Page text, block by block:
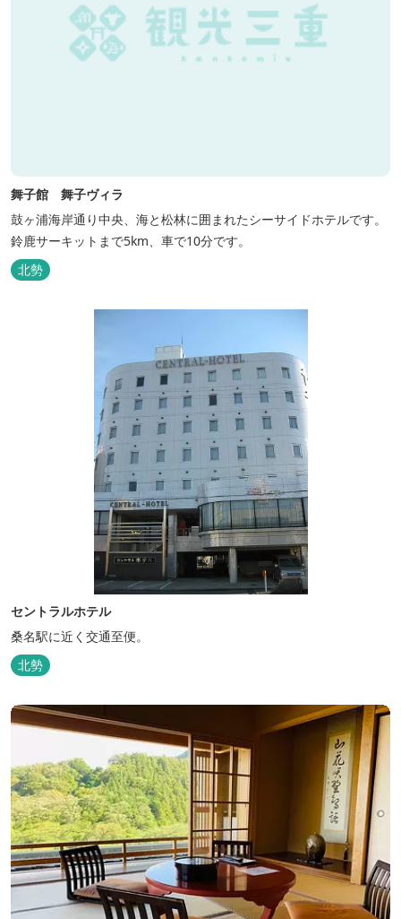
舞子館 舞子ヴィラ
鼓ヶ浦海岸通り中央、海と松林に囲まれたシーサイドホテルです。
鈴鹿サーキットまで5km、車で10分です。
北勢
セントラルホテル
桑名駅に近く交通至便。
北勢